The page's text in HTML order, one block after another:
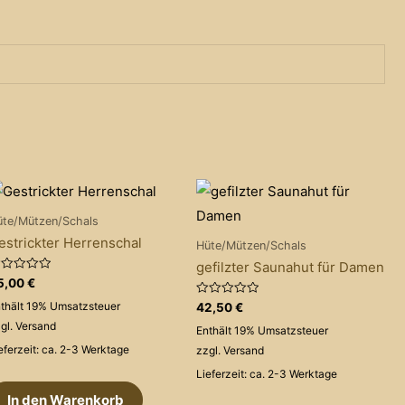
Mützen/Schals
Herrenschal
€
19% Umsatzsteuer
Versand
ca. 2-3 Werktage
In den Warenkorb
Hüte/Mützen/Schals
gefilzter Saunahut für Damen
Bewertet
mit
0
von
5
42,50€
Enthält 19% Umsatzsteuer
zzgl. Versand
Lieferzeit: ca. 2-3 Werktage